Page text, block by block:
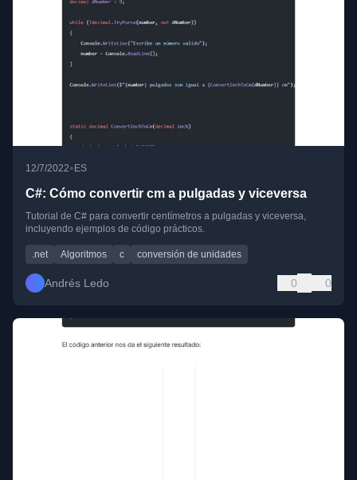
12/7/2022•ES
C#: Cómo convertir cm a pulgadas y viceversa
Tutorial de C# para convertir centímetros a pulgadas y viceversa,
incluyendo ejemplos de código prácticos.
.net Algoritmos c conversión de unidades
Andrés Ledo 0 0